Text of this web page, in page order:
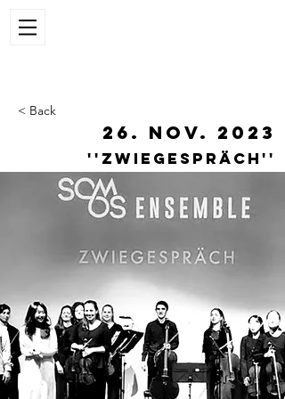
< Back
26. Nov. 2023
''ZWIEGESPRÄCH''